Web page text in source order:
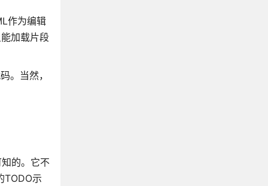
作为编辑
加载片段
。当然，
的。它不
TODO示